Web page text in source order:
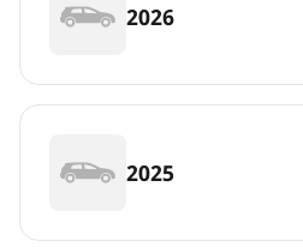
2026
2025